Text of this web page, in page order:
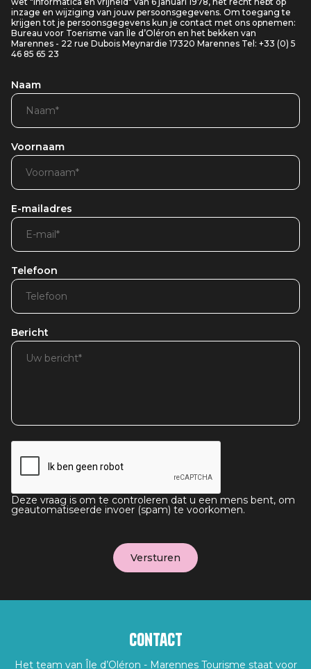
inzage en wijziging van jouw persoonsgegevens. Om toegang te
krijgen tot je persoonsgegevens kun je contact met ons opnemen:
Bureau voor Toerisme van Île d’Oléron en het bekken van
Marennes - 22 rue Dubois Meynardie 17320 Marennes Tel: +33 (0) 5
46 85 65 23
Naam
Voornaam
E-mailadres
Telefoon
Bericht
Deze vraag is om te controleren dat u een mens bent, om
geautomatiseerde invoer (spam) te voorkomen.
Contact
Het team van Île d’Oléron - Marennes Tourisme staat voor